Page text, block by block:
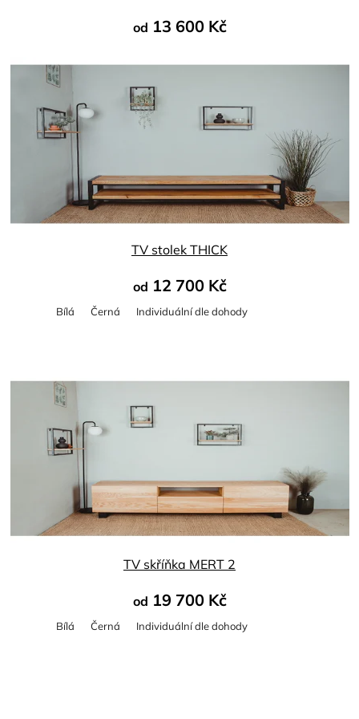
od 13 600 Kč
TV stolek THICK
od 12 700 Kč
Bílá Černá Individuální dle dohody
TV skříňka MERT 2
od 19 700 Kč
Bílá Černá Individuální dle dohody